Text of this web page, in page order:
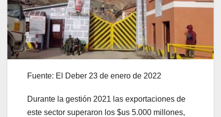
Fuente: El Deber 23 de enero de 2022
Durante la gestión 2021 las exportaciones de
este sector superaron los $us 5.000 millones,